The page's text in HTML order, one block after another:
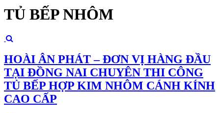
TỦ BẾP NHÔM
HOÀI ÂN PHÁT – ĐƠN VỊ HÀNG ĐẦU
TẠI ĐỒNG NAI CHUYÊN THI CÔNG
TỦ BẾP HỢP KIM NHÔM CÁNH KÍNH
CAO CẤP